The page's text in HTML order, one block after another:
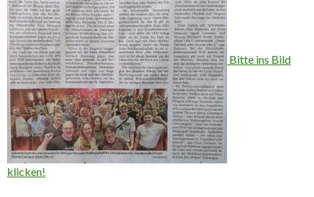
Bitte ins Bild
klicken!